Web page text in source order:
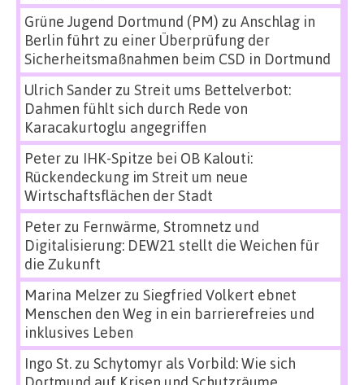
Grüne Jugend Dortmund (PM) zu Anschlag in
Berlin führt zu einer Überprüfung der
Sicherheitsmaßnahmen beim CSD in Dortmund
Ulrich Sanderzu Streit ums Bettelverbot:
Dahmen fühlt sich durch Rede von
Karacakurtoglu angegriffen
Peterzu IHK-Spitze bei OB Kalouti:
Rückendeckung im Streit um neue
Wirtschaftsflächen der Stadt
Peterzu Fernwärme, Stromnetz und
Digitalisierung: DEW21 stellt die Weichen für
die Zukunft
Marina Melzerzu Siegfried Volkert ebnet
Menschen den Weg in ein barrierefreies und
inklusives Leben
Ingo St.zu Schytomyr als Vorbild: Wie sich